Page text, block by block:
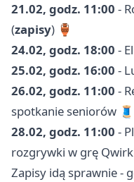
21.02, godz. 11:00 -
(zapisy) 🏺
24.02, godz. 18:00 -
25.02, godz. 16:00 -
26.02, godz. 11:00 -
spotkanie seniorów 🧵
28.02, godz. 11:00 -
rozgrywki w grę
Zapisy idą sprawnie -